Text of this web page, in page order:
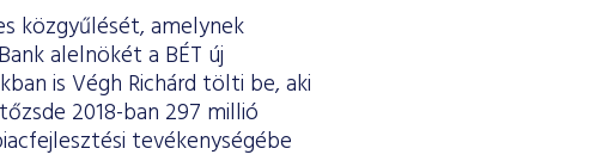
közgyűlését, amelynek
alelnökét a BÉT új
is Végh Richárd tölti be, aki
2018-ban 297 millió
tevékenységébe